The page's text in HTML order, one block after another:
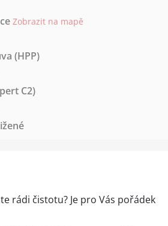
Zobrazit na mapě
(HPP)
C2)
rádi čistotu? Je pro Vás pořádek